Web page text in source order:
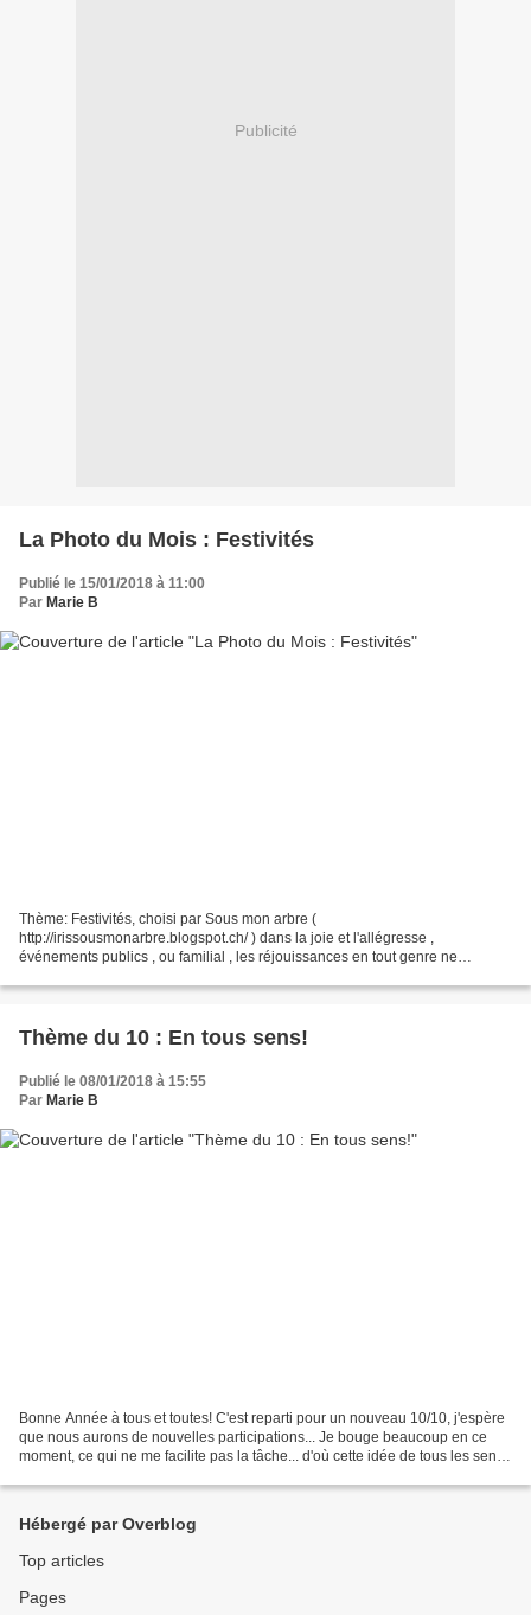
Publicité
La Photo du Mois : Festivités
Publié le 15/01/2018 à 11:00
Par Marie B
Thème: Festivités, choisi par Sous mon arbre (
http://irissousmonarbre.blogspot.ch/ ) dans la joie et l'allégresse ,
événements publics , ou familial , les réjouissances en tout genre ne
Thème du 10 : En tous sens!
Publié le 08/01/2018 à 15:55
Par Marie B
Bonne Année à tous et toutes! C'est reparti pour un nouveau 10/10, j'espère
que nous aurons de nouvelles participations... Je bouge beaucoup en ce
moment, ce qui ne me facilite pas la tâche... d'où cette idée de tous les sens,
Hébergé par Overblog
Top articles
Pages